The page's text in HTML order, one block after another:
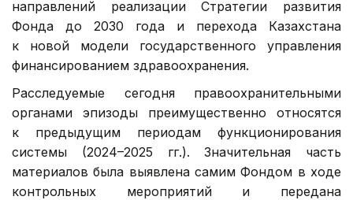
направлений реализации Стратегии развития
Фонда до 2030 года и перехода Казахстана
к новой модели государственного управления
финансированием здравоохранения.
Расследуемые сегодня правоохранительными
органами эпизоды преимущественно относятся
к предыдущим периодам функционирования
системы (2024–2025 гг.). Значительная часть
материалов была выявлена самим Фондом в ходе
контрольных мероприятий и передана